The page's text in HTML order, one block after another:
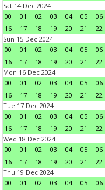
Sat 14 Dec 2024
00
01 02 03 04 05 06
16
17 18 19 20 21 22
Sun 15 Dec 2024
00
01 02 03 04 05 06
16
17 18 19 20 21 22
Mon 16 Dec 2024
00
01 02 03 04 05 06
16
17 18 19 20 21 22
Tue 17 Dec 2024
00
01 02 03 04 05 06
16
17 18 19 20 21 22
Wed 18 Dec 2024
00
01 02 03 04 05 06
16
17 18 19 20 21 22
Thu 19 Dec 2024
00
01 02 03 04 05 06